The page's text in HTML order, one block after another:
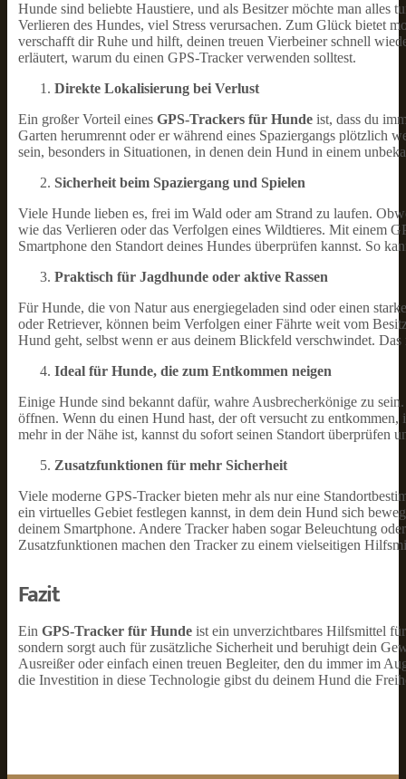
Hunde sind beliebte Haustiere, und als Besitzer möchte man alles
Verlieren des Hundes, viel Stress verursachen. Zum Glück bietet
verschafft dir Ruhe und hilft, deinen treuen Vierbeiner schnell
erläutert, warum du einen GPS-Tracker verwenden solltest.
Direkte Lokalisierung bei Verlust
Ein großer Vorteil eines GPS-Trackers für Hunde ist, dass du
Garten herumrennt oder er während eines Spaziergangs plötzlich
sein, besonders in Situationen, in denen dein Hund in einem
Sicherheit beim Spaziergang und Spielen
Viele Hunde lieben es, frei im Wald oder am Strand zu laufen.
wie das Verlieren oder das Verfolgen eines Wildtieres. Mit einem
Smartphone den Standort deines Hundes überprüfen kannst. So
Praktisch für Jagdhunde oder aktive Rassen
Für Hunde, die von Natur aus energiegeladen sind oder einen
oder Retriever, können beim Verfolgen einer Fährte weit vom
Hund geht, selbst wenn er aus deinem Blickfeld verschwindet.
Ideal für Hunde, die zum Entkommen neigen
Einige Hunde sind bekannt dafür, wahre Ausbrecherkönige zu
öffnen. Wenn du einen Hund hast, der oft versucht zu
mehr in der Nähe ist, kannst du sofort seinen Standort überprüfen
Zusatzfunktionen für mehr Sicherheit
Viele moderne GPS-Tracker bieten mehr als nur eine
ein virtuelles Gebiet festlegen kannst, in dem dein Hund sich
deinem Smartphone. Andere Tracker haben sogar Beleuchtung
Zusatzfunktionen machen den Tracker zu einem vielseitigen
Fazit
Ein GPS-Tracker für Hunde ist ein unverzichtbares Hilfsmittel
sondern sorgt auch für zusätzliche Sicherheit und beruhigt dein
Ausreißer oder einfach einen treuen Begleiter, den du immer im
die Investition in diese Technologie gibst du deinem Hund die